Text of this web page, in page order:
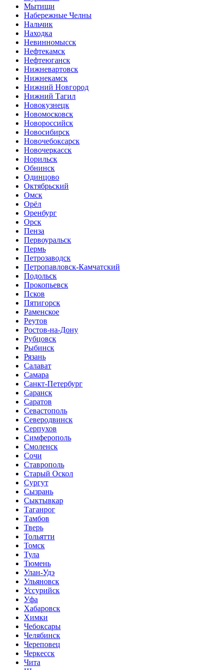
Мытищи
Набережные Челны
Нальчик
Находка
Невинномысск
Нефтекамск
Нефтеюганск
Нижневартовск
Нижнекамск
Нижний Новгород
Нижний Тагил
Новокузнецк
Новомосковск
Новороссийск
Новосибирск
Новочебоксарск
Новочеркасск
Норильск
Обнинск
Одинцово
Октябрьский
Омск
Орёл
Оренбург
Орск
Пенза
Первоуральск
Пермь
Петрозаводск
Петропавловск-Камчатский
Подольск
Прокопьевск
Псков
Пятигорск
Раменское
Реутов
Ростов-на-Дону
Рубцовск
Рыбинск
Рязань
Салават
Самара
Санкт-Петербург
Саранск
Саратов
Севастополь
Северодвинск
Серпухов
Симферополь
Смоленск
Сочи
Ставрополь
Старый Оскол
Сургут
Сызрань
Сыктывкар
Таганрог
Тамбов
Тверь
Тольятти
Томск
Тула
Тюмень
Улан-Удэ
Ульяновск
Уссурийск
Уфа
Хабаровск
Химки
Чебоксары
Челябинск
Череповец
Черкесск
Чита